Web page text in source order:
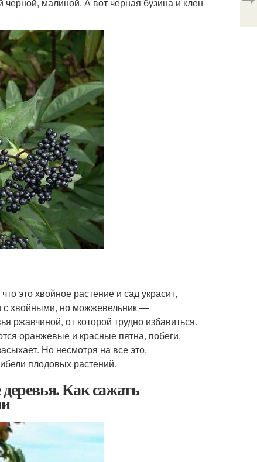
это хвойное растение и сад украсит,
с хвойными, но можжевельник —
от которой трудно избавиться.
оранжевые и красные пятна, побеги,
Но несмотря на все это,
плодовых растений.
Как сажать